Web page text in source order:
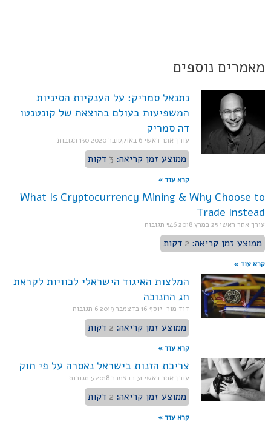
מאמרים נוספים
נתנאל סמריק: על הענקיות הסיניות
המשפיעות בעולם בהוצאת של קונטנטו
דה סמריק
עורך אתר ראשי6 באוקטובר 2020 130 תגובות
ממוצע זמן קריאה: 3 דקות
קרא עוד »
What Is Cryptocurrency Mining & Why Choose to
Trade Instead
עורך אתר ראשי25 במרץ 2018 546 תגובות
ממוצע זמן קריאה: 2 דקות
קרא עוד »
המלצות האיגוד הישראלי לכוויות לקראת
חג החנוכה
דוד מור-יוסף 16 בדצמבר 2019 6 תגובות
ממוצע זמן קריאה: 2 דקות
קרא עוד »
צריכת הזנות בישראל נאסרה על פי חוק
עורך אתר ראשי 31 בדצמבר 2018 5 תגובות
ממוצע זמן קריאה: 2 דקות
קרא עוד »